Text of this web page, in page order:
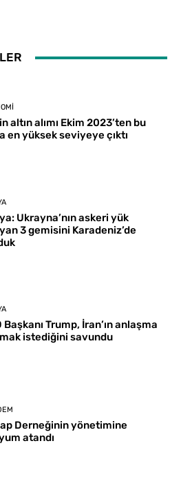
altın alımı Ekim 2023’ten bu
en yüksek seviyeye çıktı
Ukrayna’nın askeri yük
3 gemisini Karadeniz’de
Başkanı Trump, İran’ın anlaşma
istediğini savundu
Derneğinin yönetimine
atandı